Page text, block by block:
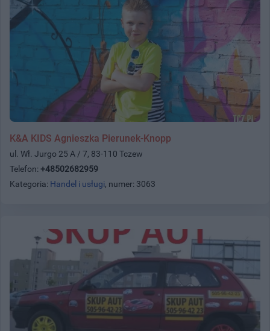
K&A KIDS Agnieszka Pierunek-Knopp
ul. Wł. Jurgo 25 A / 7, 83-110 Tczew
Telefon: +48502682959
Kategoria: Handel i usługi, numer: 3063